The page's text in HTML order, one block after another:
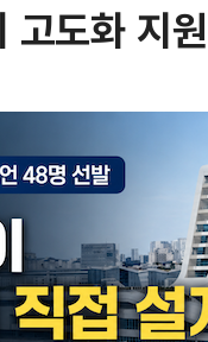
고도화 지원